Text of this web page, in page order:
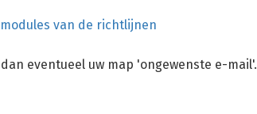
van de richtlijnen
eventueel uw map 'ongewenste e-mail'.